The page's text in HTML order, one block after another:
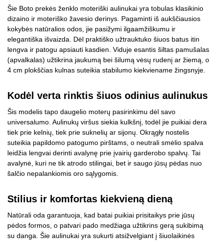
Šie Boto prekės ženklo moteriški aulinukai yra tobulas klasikinio
dizaino ir moteriško žavesio derinys. Pagaminti iš aukščiausios
kokybės natūralios odos, jie pasižymi ilgaamžiškumu ir
elegantiška išvaizda. Dėl praktiško užtrauktuko šiuos batus itin
lengva ir patogu apsiauti kasdien. Viduje esantis šiltas pamušalas
(apvalkalas) užtikrina jaukumą bei šilumą vėsų rudenį ar žiemą, o
4 cm plokščias kulnas suteikia stabilumo kiekviename žingsnyje.
Kodėl verta rinktis šiuos odinius aulinukus
Šis modelis tapo daugelio moterų pasirinkimu dėl savo
universalumo. Aulinukų viršus siekia kulkšnį, todėl jie puikiai dera
tiek prie kelnių, tiek prie suknelių ar sijonų. Okrągły nostelis
suteikia papildomo patogumo pirštams, o neutrali smėlio spalva
leidžia lengvai derinti avalynę prie įvairių garderobo spalvų. Tai
avalynė, kuri ne tik atrodo stilingai, bet ir saugo jūsų pėdas nuo
šalčio nepalankiomis oro sąlygomis.
Stilius ir komfortas kiekvieną dieną
Natūrali oda garantuoja, kad batai puikiai prisitaikys prie jūsų
pėdos formos, o patvari pado medžiaga užtikrins gerą sukibimą
su danga. Šie aulinukai yra sukurti atsižvelgiant į šiuolaikinės